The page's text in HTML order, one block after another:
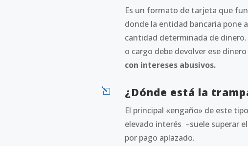
Es un formato de tarjeta que
donde la entidad bancaria pone
cantidad determinada de
o cargo debe devolver ese
con intereses abusivos.
l ¿Dónde está la
El principal «engaño» de este
elevado interés –suele superar
por pago aplazado.